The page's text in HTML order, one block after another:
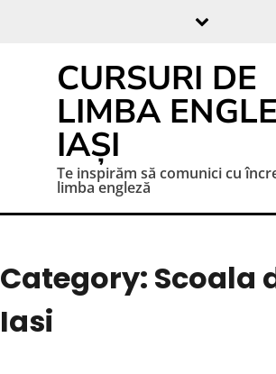
CURSURI DE
LIMBA
IAȘI
Te inspirăm să comunici cu
limba engleză
Category: Scoala
Iasi